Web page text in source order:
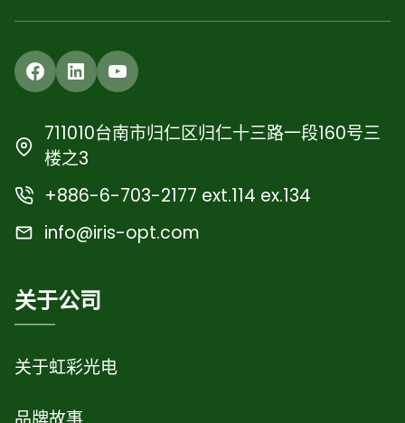
Facebook
LinkedInYouTube
711010台南市归仁区归仁十三路一段160号三
楼之3
+886-6-703-2177 ext.114 ex.134
info@iris-opt.com
关于公司
关于虹彩光电